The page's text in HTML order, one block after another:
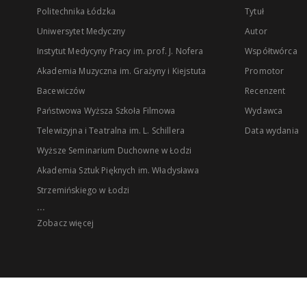
Politechnika Łódzka
Uniwersytet Medyczny
Instytut Medycyny Pracy im. prof. J. Nofera
Akademia Muzyczna im. Grażyny i Kiejstuta
Bacewiczów
Państwowa Wyższa Szkoła Filmowa
Telewizyjna i Teatralna im. L. Schillera
Wyższe Seminarium Duchowne w Łodzi
Akademia Sztuk Pięknych im. Władysława
Strzemińskiego w Łodzi
...
Zobacz więcej
Tytuł
Autor
Współtwórca
Promotor
Recenzent
Wydawca
Data wydania